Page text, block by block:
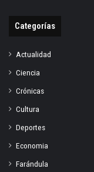
Categorías
Actualidad
Ciencia
Crónicas
Cultura
Deportes
Economia
Farándula